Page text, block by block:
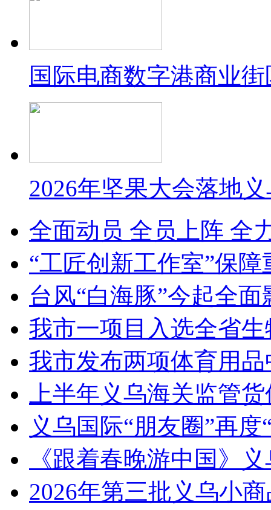
国际电商数字港商业
2026年坚果大会落地
全面动员 全员上阵 全
“工匠创新工作室”保
台风“白海豚”今起全面
我市一项目入选全省
我市发布两项体育用
上半年义乌海关监管
义乌国际“朋友圈”再度
《跟着春晚游中国》
2026年第三批义乌小